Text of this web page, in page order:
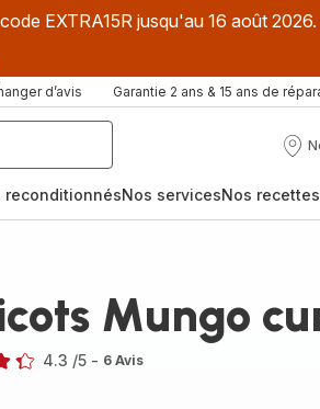
EXTRA15R jusqu'au 16 août 2026.
d’avis Garantie 2 ans & 15 ans de
Nos
reconditionnésNos servicesNos recettes
Mungo
4.3 /5 - 6 Avis